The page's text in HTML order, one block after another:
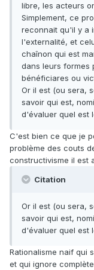
libre, les acteurs
Simplement, ce
reconnait qu'il y a
l'externalité, et
chaînon qui est
dans leurs formes
bénéficiares ou
Or il est (ou sera,
savoir qui est,
d'évaluer quel est
C'est bien ce que je
problème des couts
constructivisme il est
Citation
Or il est (ou sera,
savoir qui est,
d'évaluer quel est
Rationalisme naif qui
et qui ignore